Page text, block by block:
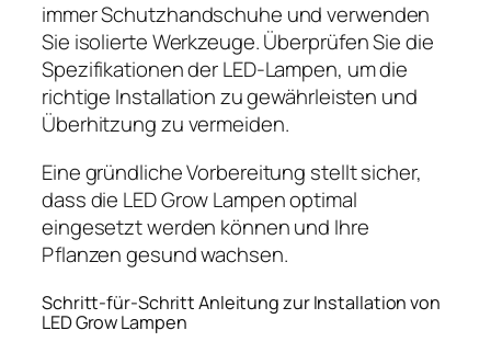
immer Schutzhandschuhe und verwenden
Sie isolierte Werkzeuge. Überprüfen Sie die
Spezifikationen der LED-Lampen, um die
richtige Installation zu gewährleisten und
Überhitzung zu vermeiden.
Eine gründliche Vorbereitung stellt sicher,
dass die LED Grow Lampen optimal
eingesetzt werden können und Ihre
Pflanzen gesund wachsen.
Schritt-für-Schritt Anleitung zur Installation von
LED Grow Lampen